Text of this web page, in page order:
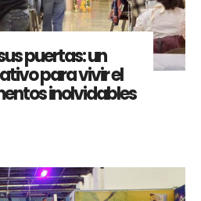
puertas: un
para vivir el
inolvidables